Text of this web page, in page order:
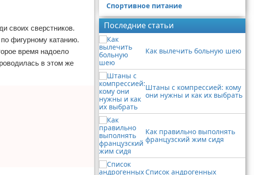
своих сверстников.
фигурному катанию.
время надоело
в этом же
Спортивное питание
Последние статьи
Как вылечить больную шею
Штаны с компрессией: кому
они нужны и как их выбрать
Как правильно выполнять
французский жим сидя
Список андрогенных